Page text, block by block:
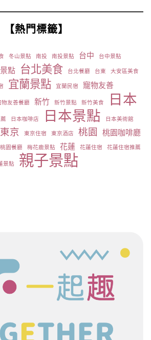
【熱門標籤】
冬山景點 南投 南投景點 台中 台中景點
點 台北美食 台北餐廳 台東 大安區美食
宜蘭景點 宜蘭民宿 寵物友善
物友善餐廳 新竹 新竹景點 新竹美食 日本
日本咖啡店 日本景點 日本美術館
東京 東京住宿 東京酒店 桃園
桃園咖啡廳
桃園餐廳 梅花鹿景點 花蓮 花蓮住宿 花蓮住宿推薦
景點 親子景點